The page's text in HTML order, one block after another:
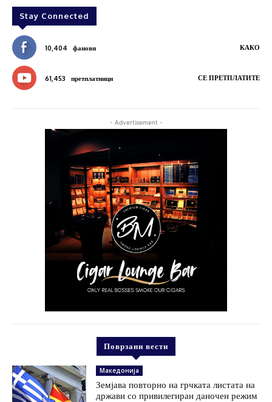
Stay Connected
10,404 фанови КАКО
61,453 претплатници СЕ ПРЕТПЛАТИТЕ
- Advertisement -
Поврзани вести
Македонија
Земјава повторно на грчката листата на
држави со привилегиран даночен режим